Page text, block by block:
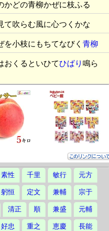
かどの青柳かぜに枝ふる
て吹らむ風に心つくかな
小枝にもちてなびく 青柳
おくるといひてひばり 鳴ら
素性 千里 敏行 元方
躬恒 定文 兼輔 宗于
清正 順 兼盛 元輔
好忠 重之 恵慶 長能